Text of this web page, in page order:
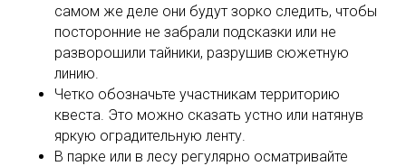
самом же деле они будут зорко следить, чтобы
посторонние не забрали подсказки или не
разворошили тайники, разрушив сюжетную
линию.
Четко обозначьте участникам территорию
квеста. Это можно сказать устно или натянув
яркую оградительную ленту.
В парке или в лесу регулярно осматривайте